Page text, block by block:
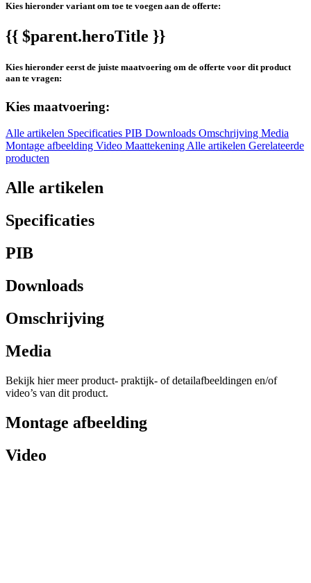
Kies hieronder variant om toe te voegen aan de offerte:
{{ $parent.heroTitle }}
Kies hieronder eerst de juiste maatvoering om de offerte voor dit product
aan te vragen:
Kies maatvoering:
Alle artikelen Specificaties PIB Downloads Omschrijving Media
Montage afbeelding Video MaattekeningAlle artikelen Gerelateerde
producten
Alle artikelen
Specificaties
PIB
Downloads
Omschrijving
Media
Bekijk hier meer product- praktijk- of detailafbeeldingen en/of
video’s van dit product.
Montage afbeelding
Video